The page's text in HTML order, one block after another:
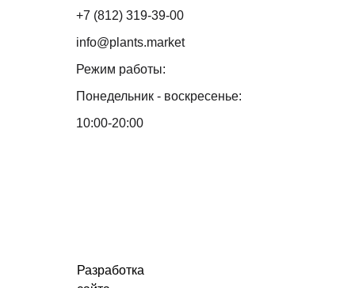
+7 (812) 319-39-00
info@plants.market
Режим работы:
Понедельник - воскресенье:
10:00-20:00
Разработка